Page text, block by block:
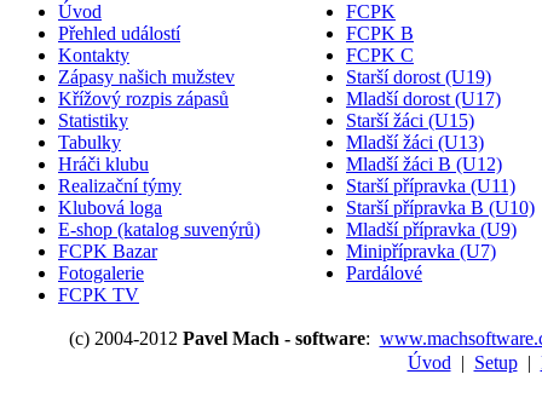
Úvod
Přehled událostí
Kontakty
Zápasy našich mužstev
Křížový rozpis zápasů
Statistiky
Tabulky
Hráči klubu
Realizační týmy
Klubová loga
E-shop (katalog suvenýrů)
FCPK Bazar
Fotogalerie
FCPK TV
FCPK
FCPK B
FCPK C
Starší dorost (U19)
Mladší dorost (U17)
Starší žáci (U15)
Mladší žáci (U13)
Mladší žáci B (U12)
Starší přípravka (U11)
Starší přípravka B (U10)
Mladší přípravka (U9)
Minipřípravka (U7)
Pardálové
(c) 2004-2012 Pavel Mach - software:
Úvod | Setup|